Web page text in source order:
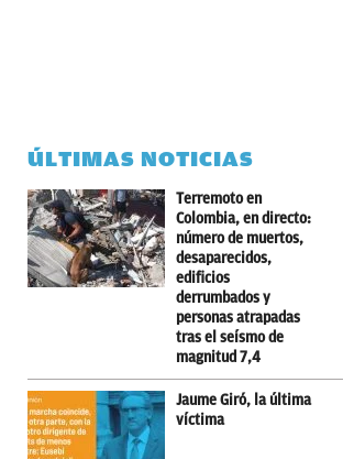
ÚLTIMAS NOTICIAS
Terremoto en
Colombia, en directo:
número de muertos,
desaparecidos,
edificios
derrumbados y
personas atrapadas
tras el seísmo de
magnitud 7,4
Jaume Giró, la última
víctima